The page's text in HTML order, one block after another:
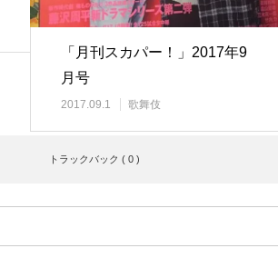
「月刊スカパー！」2017年9
月号
2017.09.1 歌舞伎
トラックバック ( 0 )